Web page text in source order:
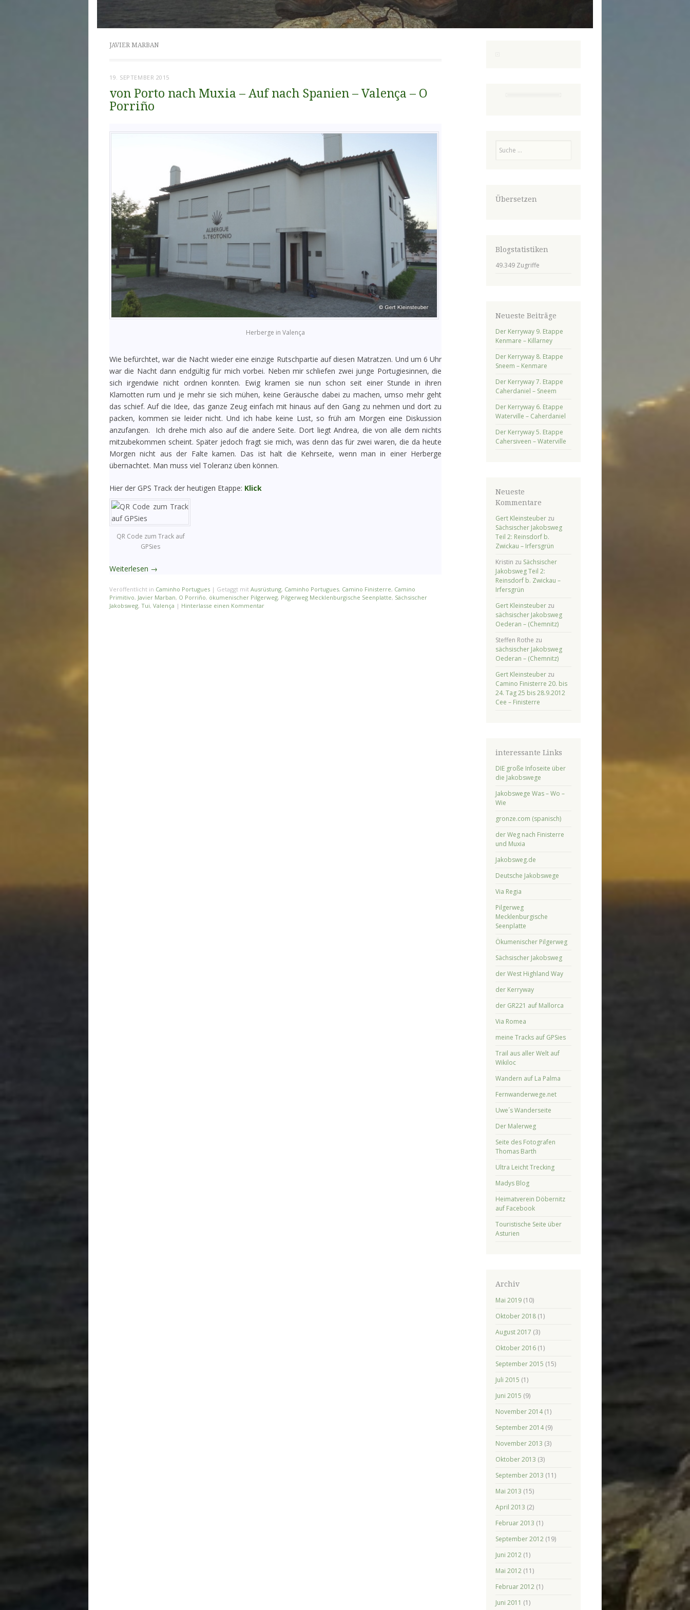
JAVIER MARBAN
19. SEPTEMBER 2015
von Porto nach Muxia – Auf nach Spanien – Valença – O
Porriño
Herberge in Valença
Wie befürchtet, war die Nacht wieder eine einzige Rutschpartie auf diesen Matratzen. Und um 6 Uhr
war die Nacht dann endgültig für mich vorbei. Neben mir schliefen zwei junge Portugiesinnen, die
sich irgendwie nicht ordnen konnten. Ewig kramen sie nun schon seit einer Stunde in ihren
Klamotten rum und je mehr sie sich mühen, keine Geräusche dabei zu machen, umso mehr geht
das schief. Auf die Idee, das ganze Zeug einfach mit hinaus auf den Gang zu nehmen und dort zu
packen, kommen sie leider nicht. Und ich habe keine Lust, so früh am Morgen eine Diskussion
anzufangen. Ich drehe mich also auf die andere Seite. Dort liegt Andrea, die von alle dem nichts
mitzubekommen scheint. Später jedoch fragt sie mich, was denn das für zwei waren, die da heute
Morgen nicht aus der Falte kamen. Das ist halt die Kehrseite, wenn man in einer Herberge
übernachtet. Man muss viel Toleranz üben können.
Hier der GPS Track der heutigen Etappe: Klick
QR Code zum Track auf
GPSies
Weiterlesen →
Veröffentlicht in Caminho Portugues | Getaggt mit Ausrüstung, Caminho Portugues, Camino Finisterre, Camino
Primitivo, Javier Marban, O Porriño, ökumenischer Pilgerweg, Pilgerweg Mecklenburgische Seenplatte, Sächsischer
Jakobsweg, Tui, Valença | Hinterlasse einen Kommentar
Übersetzen
Blogstatistiken
49.349 Zugriffe
Neueste Beiträge
Der Kerryway 9. Etappe
Kenmare – Killarney
Der Kerryway 8. Etappe
Sneem – Kenmare
Der Kerryway 7. Etappe
Caherdaniel – Sneem
Der Kerryway 6. Etappe
Waterville – Caherdaniel
Der Kerryway 5. Etappe
Cahersiveen – Waterville
Neueste
Kommentare
Gert Kleinsteuber zu
Sächsischer Jakobsweg
Teil 2: Reinsdorf b.
Zwickau – Irfersgrün
Kristin zu Sächsischer
Jakobsweg Teil 2:
Reinsdorf b. Zwickau –
Irfersgrün
Gert Kleinsteuber zu
sächsischer Jakobsweg
Oederan – (Chemnitz)
Steffen Rothe zu
sächsischer Jakobsweg
Oederan – (Chemnitz)
Gert Kleinsteuber zu
Camino Finisterre 20. bis
24. Tag 25 bis 28.9.2012
Cee – Finisterre
interessante Links
DIE große Infoseite über
die Jakobswege
Jakobswege Was – Wo –
Wie
gronze.com (spanisch)
der Weg nach Finisterre
und Muxia
Jakobsweg.de
Deutsche Jakobswege
Via Regia
Pilgerweg
Mecklenburgische
Seenplatte
Ökumenischer Pilgerweg
Sächsischer Jakobsweg
der West Highland Way
der Kerryway
der GR221 auf Mallorca
Via Romea
meine Tracks auf GPSies
Trail aus aller Welt auf
Wikiloc
Wandern auf La Palma
Fernwanderwege.net
Uwe´s Wanderseite
Der Malerweg
Seite des Fotografen
Thomas Barth
Ultra Leicht Trecking
Madys Blog
Heimatverein Döbernitz
auf Facebook
Touristische Seite über
Asturien
Archiv
Mai 2019 (10)
Oktober 2018 (1)
August 2017 (3)
Oktober 2016 (1)
September 2015 (15)
Juli 2015 (1)
Juni 2015 (9)
November 2014(1)
September 2014(9)
November 2013 (3)
Oktober 2013 (3)
September 2013 (11)
Mai 2013 (15)
April 2013 (2)
Februar 2013 (1)
September 2012 (19)
Juni 2012 (1)
Mai 2012 (11)
Februar 2012 (1)
Juni 2011 (1)